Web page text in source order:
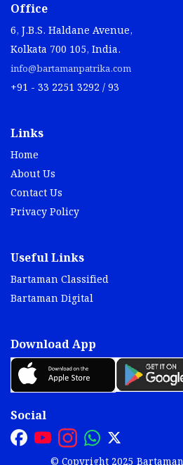
Office
6, J.B.S. Haldane Avenue,
Kolkata 700 105, India.
info@bartamanpatrika.com
+91 - 33 2251 3292 / 93
Links
Home
About Us
Contact Us
Privacy Policy
Useful Links
Bartaman Classified
Bartaman Digital
Download App
Social